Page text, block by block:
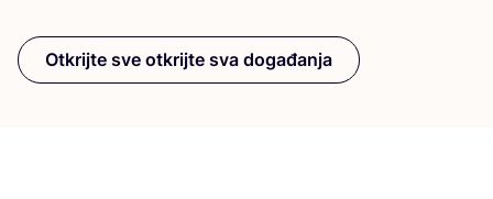
Otkrijte sve otkrijte sva događanja